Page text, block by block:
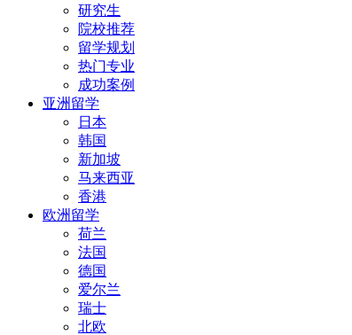
研究生
院校推荐
留学规划
热门专业
成功案例
亚洲留学
日本
韩国
新加坡
马来西亚
香港
欧洲留学
荷兰
法国
德国
爱尔兰
瑞士
北欧